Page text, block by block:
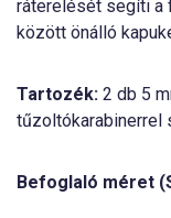
ráterelését segíti a
között önálló
Tartozék: 2 db 5
tűzoltókarabinerrel
Befoglaló méret